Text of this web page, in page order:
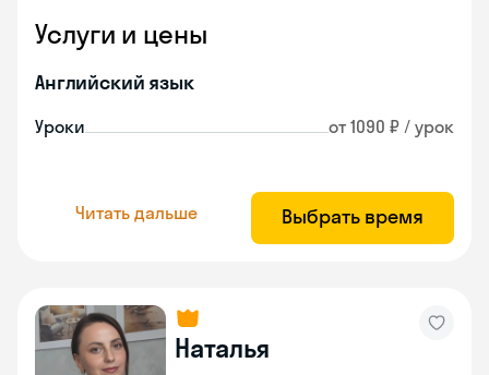
Услуги и цены
Английский язык
Уроки от 1090 ₽ / урок
Читать дальше Выбрать время
Наталья